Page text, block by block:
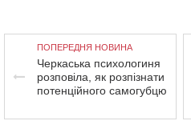
ПОПЕРЕДНЯ НОВИНА
Черкаська психологиня
розповіла, як розпізнати
потенційного самогубцю